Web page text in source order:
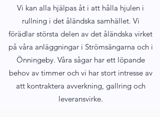
Vi kan alla hjälpas åt i att hålla hjulen i
rullning i det åländska samhället. Vi
förädlar största delen av det åländska virket
på våra anläggningar i Strömsängarna och i
Önningeby. Våra sågar har ett löpande
behov av timmer och vi har stort intresse av
att kontraktera avverkning, gallring och
leveransvirke.